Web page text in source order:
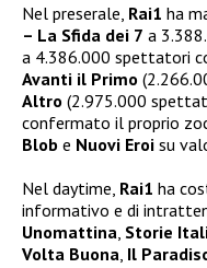
Nel preserale, Rai1 ha
– La Sfida dei 7 a
a 4.386.000 spettatori
Avanti il Primo
Altro (2.975.000
confermato il proprio
Blob e Nuovi Eroi su
Nel daytime, Rai1 ha
informativo e di
Unomattina Storie
Volta Buona Il